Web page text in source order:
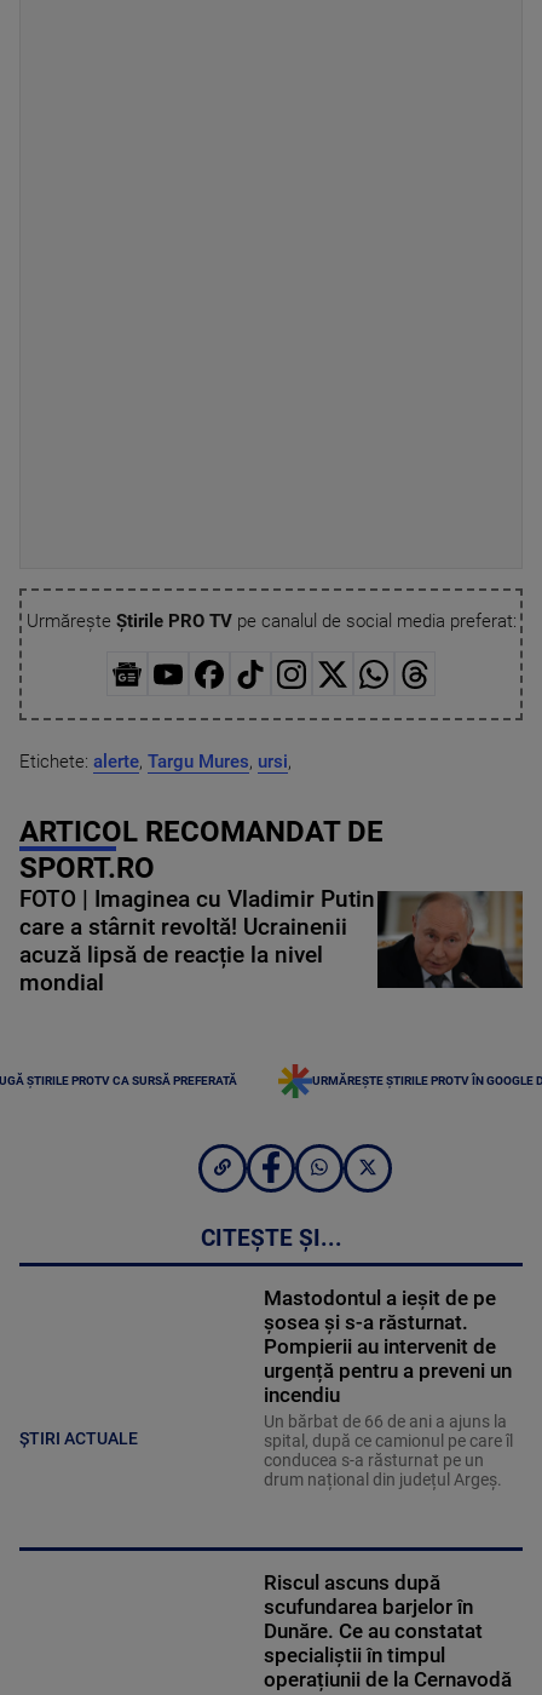
Urmărește Știrile PRO TVpe canalul de social media preferat:
Etichete: alerte, Targu Mures, ursi,
ARTICOL RECOMANDAT DE
SPORT.RO
FOTO | Imaginea cu Vladimir Putin
care a stârnit revoltă! Ucrainenii
acuză lipsă de reacție la nivel
mondial
ȘTIRILE PROTV CA SURSĂ PREFERATĂ URMĂREȘTE ȘTIRILE PROTV ÎN GOOGLE
CITEȘTE ȘI...
ȘTIRI ACTUALE
Mastodontul a ieșit de pe
șosea și s-a răsturnat.
Pompierii au intervenit de
urgență pentru a preveni un
incendiu
Un bărbat de 66 de ani a ajuns la
spital, după ce camionul pe care îl
conducea s-a răsturnat pe un
drum național din județul Argeș.
Riscul ascuns după
scufundarea barjelor în
Dunăre. Ce au constatat
specialiștii în timpul
operațiunii de la Cernavodă